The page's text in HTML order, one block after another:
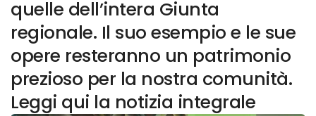
quelle dell’intera Giunta
regionale. Il suo esempio e le sue
opere resteranno un patrimonio
prezioso per la nostra comunità.
Leggi qui la notizia integrale